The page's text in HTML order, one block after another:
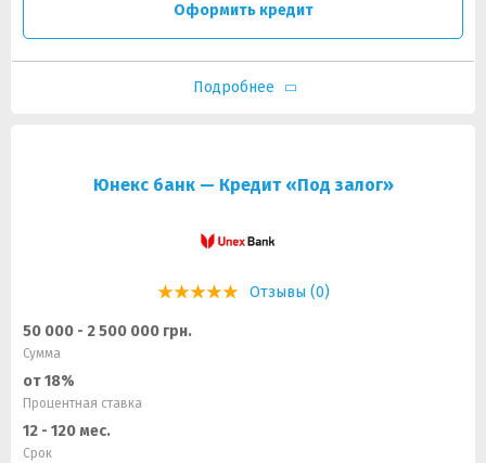
Оформить кредит
Подробнее
Юнекс банк — Кредит «Под залог»
Отзывы (0)
50 000 - 2 500 000 грн.
Сумма
от 18%
Процентная ставка
12 - 120 мес.
Срок